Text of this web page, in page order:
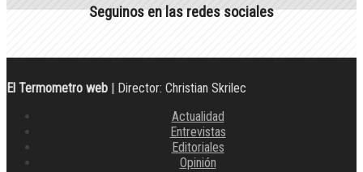
Seguinos en las redes sociales
El Termometro web | Director: Christian Skrilec
Actualidad
Entrevistas
Editoriales
Opinión